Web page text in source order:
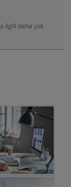
ilgili daha çok